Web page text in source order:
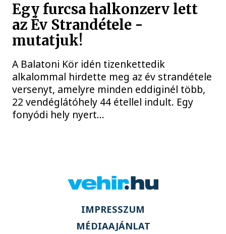
Egy furcsa halkonzerv lett
az Év Strandétele -
mutatjuk!
A Balatoni Kör idén tizenkettedik
alkalommal hirdette meg az év strandétele
versenyt, amelyre minden eddiginél több,
22 vendéglátóhely 44 étellel indult. Egy
fonyódi hely nyert...
IMPRESSZUM
MÉDIAAJÁNLAT